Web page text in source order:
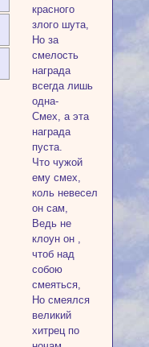
красного
злого шута,
Но за
смелость
награда
всегда лишь
одна-
Смех, а эта
награда
пуста.
Что чужой
ему смех,
коль невесел
он сам,
Ведь не
клоун он ,
чтоб над
собою
смеяться,
Но смеялся
великий
хитрец по